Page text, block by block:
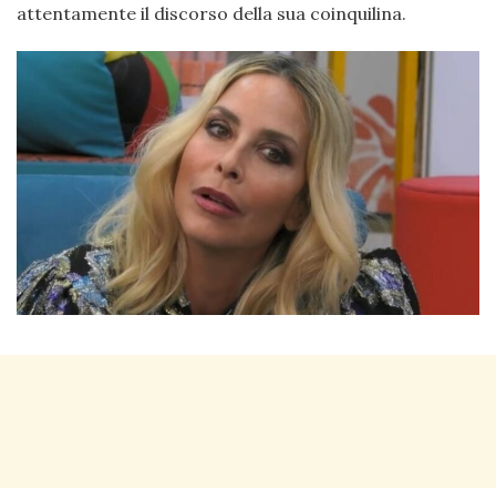
attentamente il discorso della sua coinquilina.